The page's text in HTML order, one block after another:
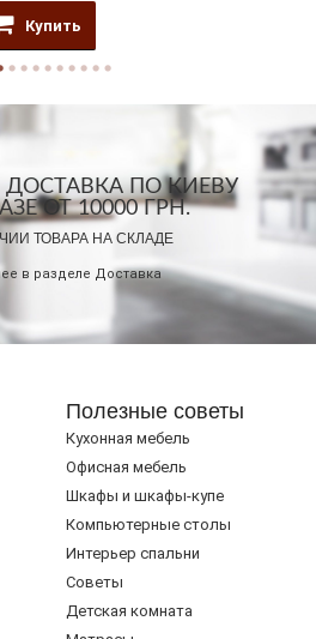
Купить
ДОСТАВКА ПО КИЕВУ
ОТ 10000 ГРН.
ТОВАРА НА СКЛАДЕ
в разделе Доставка
Полезные советы
Кухонная мебель
Офисная мебель
Шкафы и шкафы-купе
Компьютерные столы
Интерьер спальни
Советы
Детская комната